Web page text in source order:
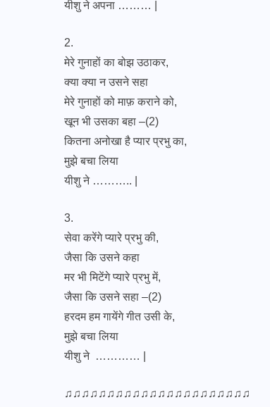
यीशु ने अपना ……… |
2.
मेरे गुनाहों का बोझ उठाकर,
क्या क्या न उसने सहा
मेरे गुनाहों को माफ़ कराने को,
खून भी उसका बहा –(2)
कितना अनोखा है प्यार प्रभु का,
मुझे बचा लिया
यीशु ने ……….. |
3.
सेवा करेंगे प्यारे प्रभु की,
जैसा कि उसने कहा
मर भी मिटेंगे प्यारे प्रभु में,
जैसा कि उसने सहा –(2)
हरदम हम गायेंगे गीत उसी के,
मुझे बचा लिया
यीशु ने ………… |
♫♫♫♫♫♫♫♫♫♫♫♫♫♫♫♫♫♫♫♫♫♫